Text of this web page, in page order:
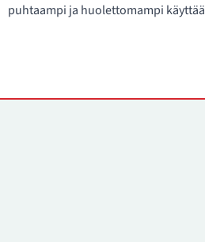
puhtaampi ja huolettomampi